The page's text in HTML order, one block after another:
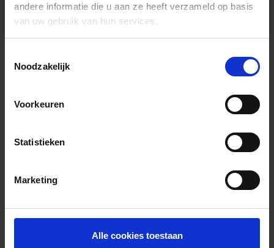
andere informatie die u aan ze heeft verzameld op basis
van uw gebruik van hun services.
Noodzakelijk
Voorkeuren
Statistieken
Marketing
Alle cookies toestaan
Algemene informatie
Foto’s ({{photos.length}})